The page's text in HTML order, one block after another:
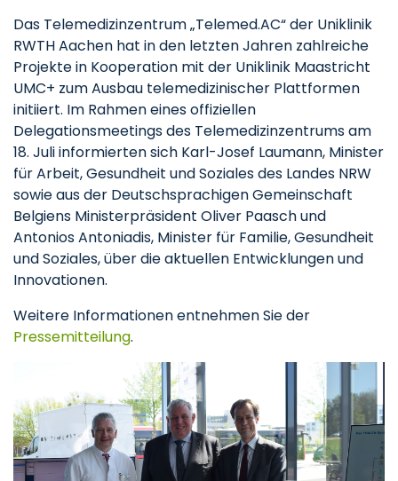
Das Telemedizinzentrum „Telemed.AC“ der Uniklinik
RWTH Aachen hat in den letzten Jahren zahlreiche
Projekte in Kooperation mit der Uniklinik Maastricht
UMC+ zum Ausbau telemedizinischer Plattformen
initiiert. Im Rahmen eines offiziellen
Delegationsmeetings des Telemedizinzentrums am
18. Juli informierten sich Karl-Josef Laumann, Minister
für Arbeit, Gesundheit und Soziales des Landes NRW
sowie aus der Deutschsprachigen Gemeinschaft
Belgiens Ministerpräsident Oliver Paasch und
Antonios Antoniadis, Minister für Familie, Gesundheit
und Soziales, über die aktuellen Entwicklungen und
Innovationen.
Weitere Informationen entnehmen Sie der
Pressemitteilung.